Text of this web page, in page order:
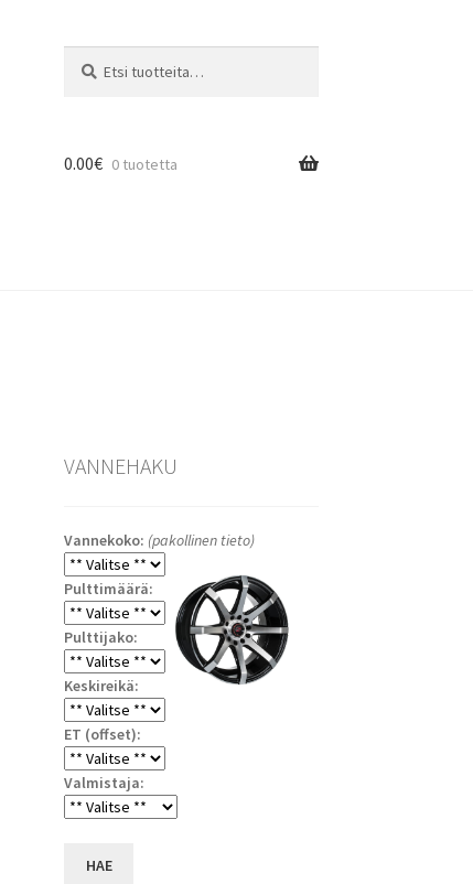
0.00€ 0 tuotetta
VANNEHAKU
Vannekoko: (pakollinen tieto)
Pulttimäärä:
Pulttijako:
Keskireikä:
ET (offset):
Valmistaja:
HAE